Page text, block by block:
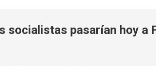
socialistas pasarían hoy a